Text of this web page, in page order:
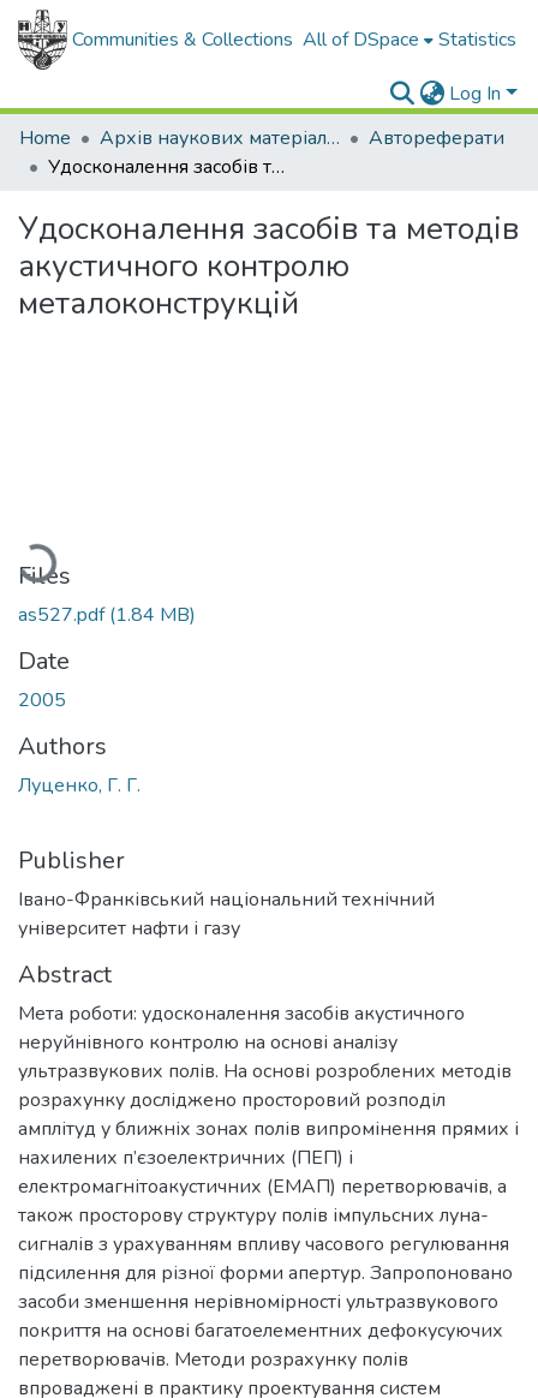
Communities & Collections All of DSpace Statistics
Log In
Home
Архів наукових матеріалів
Автореферати
Удосконалення засобів та методів акустичного контролю металоконструкцій
Удосконалення засобів та методів
акустичного контролю
металоконструкцій
Loading...
Files
as527.pdf(1.84 MB)
Date
2005
Authors
Луценко, Г. Г.
Publisher
Івано-Франківський національний технічний
університет нафти і газу
Abstract
Мета роботи: удосконалення засобів акустичного
неруйнівного контролю на основі аналізу
ультразвукових полів. На основі розроблених методів
розрахунку досліджено просторовий розподіл
амплітуд у ближніх зонах полів випромінення прямих і
нахилених п’єзоелектричних (ПЕП) і
електромагнітоакустичних (ЕМАП) перетворювачів, а
також просторову структуру полів імпульсних луна-
сигналів з урахуванням впливу часового регулювання
підсилення для різної форми апертур. Запропоновано
засоби зменшення нерівномірності ультразвукового
покриття на основі багатоелементних дефокусуючих
перетворювачів. Методи розрахунку полів
впроваджені в практику проектування систем